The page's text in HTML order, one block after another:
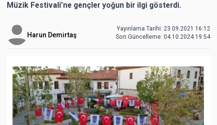
Müzik Festivali’ne gençler yoğun bir ilgi gösterdi.
Harun Demirtaş
Yayınlama Tarihi: 23.09.2021 16:12
Son Güncelleme: 04.10.2024 19:54